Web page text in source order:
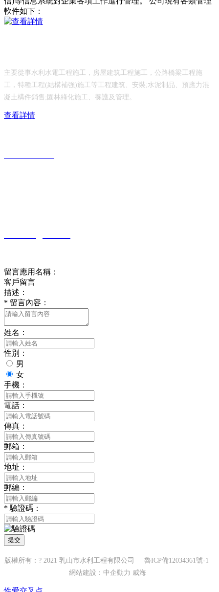
軟件如下：
主要從事水利水電工程施工，房屋建筑工程施工，公路橋梁工程施
工，特種工程(結構補強)施工等工程建筑、安裝;水泥制品、預應力混
凝土構件銷售;園林綠化施工、養護及管理。
查看詳情
留言應用名稱：
客戶留言
描述：
* 留言內容：
姓名：
性別：
男
女
手機：
電話：
傳真：
郵箱：
地址：
郵編：
* 驗證碼：
提交
版權所有：? 2021 乳山市水利工程有限公司
魯ICP備12034361號-1
網站建設：中企動力 威海